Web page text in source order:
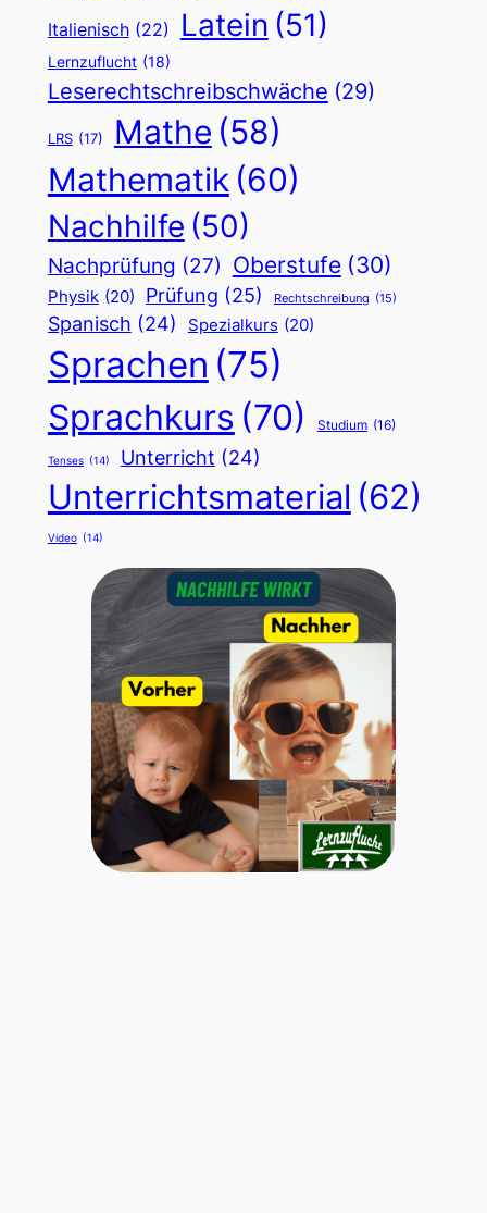
Italienisch (22) Latein (51)
Lernzuflucht (18)
Leserechtschreibschwäche (29)
LRS (17) Mathe (58)
Mathematik (60)
Nachhilfe (50)
Nachprüfung (27) Oberstufe (30)
Physik (20) Prüfung (25) Rechtschreibung (15)
Spanisch (24) Spezialkurs (20)
Sprachen (75)
Sprachkurs (70) Studium (16)
Tenses (14) Unterricht (24)
Unterrichtsmaterial (62)
Video (14)